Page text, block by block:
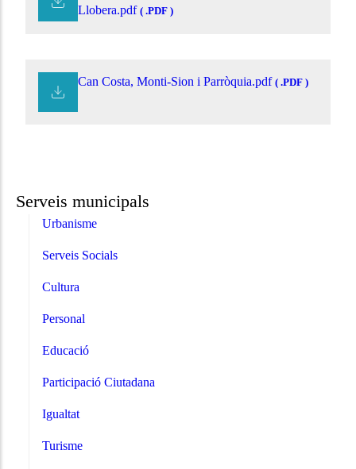
Serveis municipals
Urbanisme
Serveis Socials
Cultura
Personal
Educació
Participació Ciutadana
Igualtat
Turisme
Llobera.pdf ( .PDF )
Can Costa, Monti-Sion i Parròquia.pdf ( .PDF )